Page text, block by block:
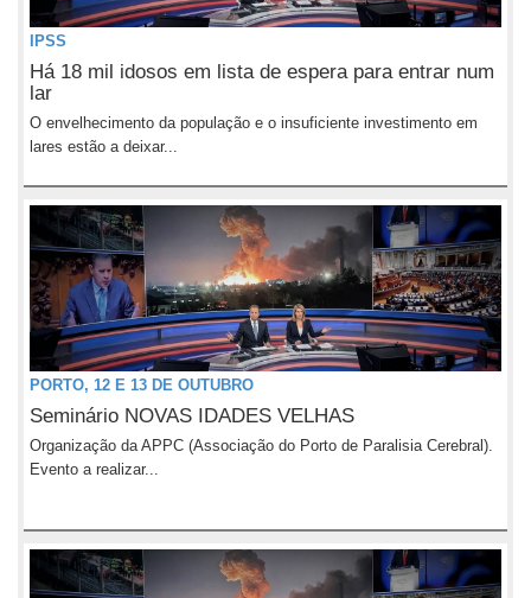
IPSS
Há 18 mil idosos em lista de espera para entrar num
lar
O envelhecimento da população e o insuficiente investimento em
lares estão a deixar...
PORTO, 12 E 13 DE OUTUBRO
Seminário NOVAS IDADES VELHAS
Organização da APPC (Associação do Porto de Paralisia Cerebral).
Evento a realizar...